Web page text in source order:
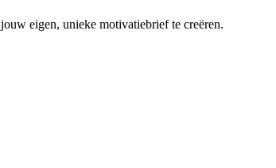
eigen, unieke motivatiebrief te creëren.